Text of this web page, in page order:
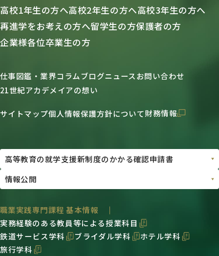
高校1年生の方へ高校2年生の方へ高校3年生の方へ
再進学をお考えの方へ留学生の方保護者の方
企業様各位卒業生の方
仕事図鑑・業界コラムブログニュースお問い合わせ
21世紀アカデメイアの想い
サイトマップ個人情報保護方針について財務情報
職業実践専門課程 基本情報
実務経験のある教員等による授業科目
鉄道サービス学科
ブライダル学科
ホテル学科
旅行学科